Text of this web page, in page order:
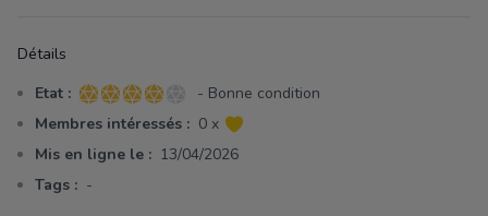
Détails
Etat : 4 sur 5 étoiles
- Bonne condition
Membres intéressés : 0 x
Mis en ligne le : 13/04/2026
Tags : -